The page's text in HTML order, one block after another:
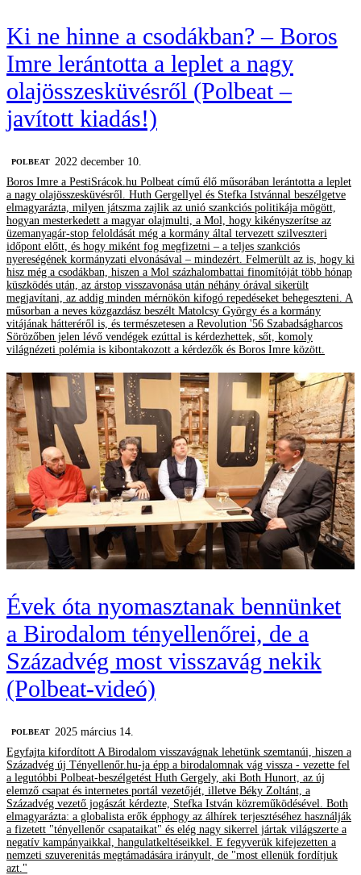
Ki ne hinne a csodákban? – Boros
Imre lerántotta a leplet a nagy
olajösszesküvésről (Polbeat –
javított kiadás!)
‎POLBEAT 2022 december 10.
Boros Imre a PestiSrácok.hu Polbeat című élő műsorában lerántotta a leplet
a nagy olajösszesküvésről. Huth Gergellyel és Stefka Istvánnal beszélgetve
elmagyarázta, milyen játszma zajlik az unió szankciós politikája mögött,
hogyan mesterkedett a magyar olajmulti, a Mol, hogy kikényszerítse az
üzemanyagár-stop feloldását még a kormány által tervezett szilveszteri
időpont előtt, és hogy miként fog megfizetni – a teljes szankciós
nyereségének kormányzati elvonásával – mindezért. Felmerült az is, hogy ki
hisz még a csodákban, hiszen a Mol százhalombattai finomítóját több hónap
küszködés után, az árstop visszavonása után néhány órával sikerült
megjavítani, az addig minden mérnökön kifogó repedéseket behegeszteni. A
műsorban a neves közgazdász beszélt Matolcsy György és a kormány
vitájának hátteréről is, és természetesen a Revolution '56 Szabadságharcos
Sörözőben jelen lévő vendégek ezúttal is kérdezhettek, sőt, komoly
világnézeti polémia is kibontakozott a kérdezők és Boros Imre között.
Évek óta nyomasztanak bennünket
a Birodalom tényellenőrei, de a
Századvég most visszavág nekik
(Polbeat-videó)
‎POLBEAT
2025 március 14.
Egyfajta kifordított A Birodalom visszavágnak lehetünk szemtanúi, hiszen a
Századvég új Tényellenőr.hu-ja épp a birodalomnak vág vissza - vezette fel
a legutóbbi Polbeat-beszélgetést Huth Gergely, aki Both Hunort, az új
elemző csapat és internetes portál vezetőjét, illetve Béky Zoltánt, a
Századvég vezető jogászát kérdezte, Stefka István közreműködésével. Both
elmagyarázta: a globalista erők épphogy az álhírek terjesztéséhez használják
a fizetett "tényellenőr csapataikat" és elég nagy sikerrel jártak világszerte a
negatív kampányaikkal, hangulatkeltéseikkel. E fegyverük kifejezetten a
nemzeti szuverenitás megtámadására irányult, de "most ellenük fordítjuk
azt."